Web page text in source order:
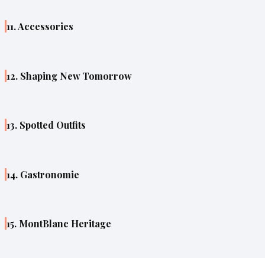
11. Accessories
12. Shaping New Tomorrow
13. Spotted Outfits
14. Gastronomie
15. MontBlanc Heritage